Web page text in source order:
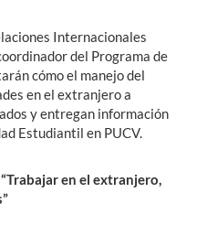
Internacionales
del Programa de
cómo el manejo del
en el extranjero a
y entregan información
Estudiantil en PUCV.
en el extranjero,